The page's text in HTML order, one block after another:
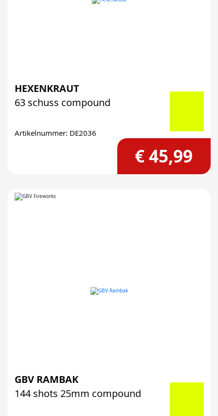
HEXENKRAUT
63 schuss compound
Artikelnummer: DE2036
€ 45,99
GBV RAMBAK
144 shots 25mm compound